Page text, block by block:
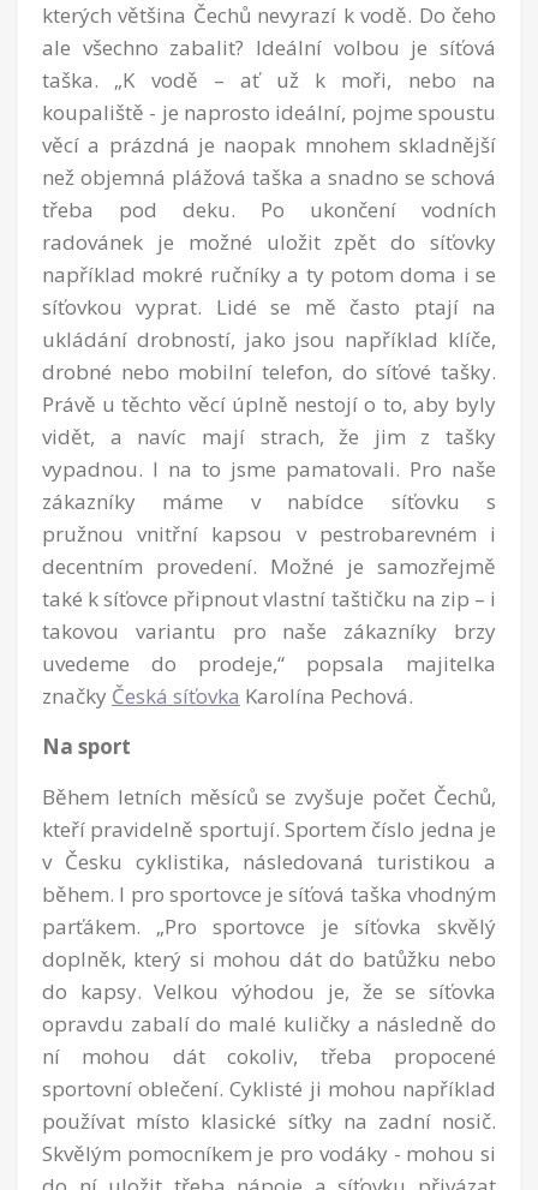
kterých většina Čechů nevyrazí k vodě. Do čeho
ale všechno zabalit? Ideální volbou je síťová
taška. „K vodě – ať už k moři, nebo na
koupaliště - je naprosto ideální, pojme spoustu
věcí a prázdná je naopak mnohem skladnější
než objemná plážová taška a snadno se schová
třeba pod deku. Po ukončení vodních
radovánek je možné uložit zpět do síťovky
například mokré ručníky a ty potom doma i se
síťovkou vyprat. Lidé se mě často ptají na
ukládání drobností, jako jsou například klíče,
drobné nebo mobilní telefon, do síťové tašky.
Právě u těchto věcí úplně nestojí o to, aby byly
vidět, a navíc mají strach, že jim z tašky
vypadnou. I na to jsme pamatovali. Pro naše
zákazníky máme v nabídce síťovku s
pružnou vnitřní kapsou v pestrobarevném i
decentním provedení. Možné je samozřejmě
také k síťovce připnout vlastní taštičku na zip – i
takovou variantu pro naše zákazníky brzy
uvedeme do prodeje,“ popsala majitelka
značky Česká síťovka Karolína Pechová.
Na sport
Během letních měsíců se zvyšuje počet Čechů,
kteří pravidelně sportují. Sportem číslo jedna je
v Česku cyklistika, následovaná turistikou a
během. I pro sportovce je síťová taška vhodným
parťákem. „Pro sportovce je síťovka skvělý
doplněk, který si mohou dát do batůžku nebo
do kapsy. Velkou výhodou je, že se síťovka
opravdu zabalí do malé kuličky a následně do
ní mohou dát cokoliv, třeba propocené
sportovní oblečení. Cyklisté ji mohou například
používat místo klasické síťky na zadní nosič.
Skvělým pomocníkem je pro vodáky - mohou si